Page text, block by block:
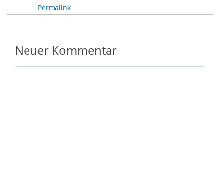
Permalink
Neuer Kommentar